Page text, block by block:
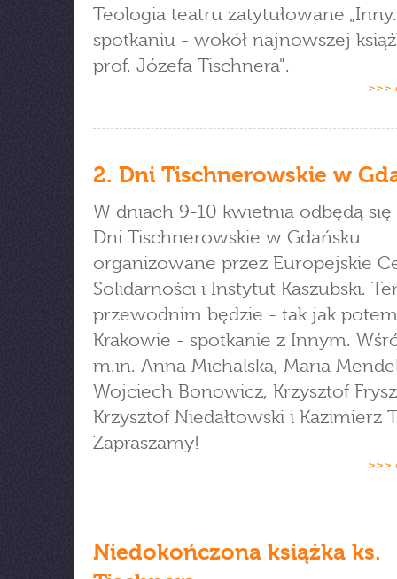
Teologia teatru zatytułowane
spotkaniu - wokół najnowszej
prof. Józefa Tischnera".
>>>
2. Dni Tischnerowskie w
W dniach 9-10 kwietnia odbędą
Dni Tischnerowskie w Gdańsku
organizowane przez Europejskie
Solidarności i Instytut Kaszubski.
przewodnim będzie - tak jak
Krakowie - spotkanie z Innym.
m.in. Anna Michalska, Maria
Wojciech Bonowicz, Krzysztof
Krzysztof Niedałtowski i Kazimierz
Zapraszamy!
>>>
Niedokończona książka ks.